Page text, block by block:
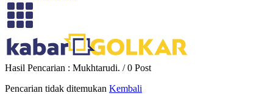
Hasil Pencarian : Mukhtarudi. / 0 Post
Pencarian tidak ditemukan Kembali